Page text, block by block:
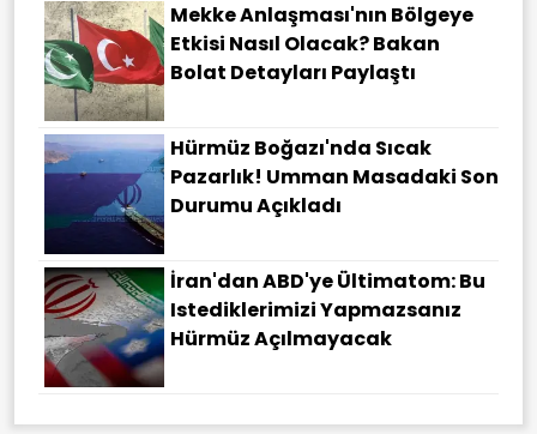
Mekke Anlaşması'nın Bölgeye
Etkisi Nasıl Olacak? Bakan
Bolat Detayları Paylaştı
Hürmüz Boğazı'nda Sıcak
Pazarlık! Umman Masadaki Son
Durumu Açıkladı
İran'dan ABD'ye Ültimatom: Bu
Istediklerimizi Yapmazsanız
Hürmüz Açılmayacak